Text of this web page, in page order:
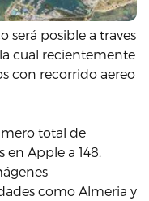
será posible a traves
cual recientemente
con recorrido aereo
total de
Apple a 148.
como Almeria y